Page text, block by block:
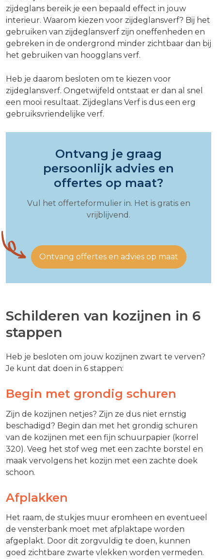
zijdeglans bereik je een bepaald effect in jouw
interieur. Waarom kiezen voor zijdeglansverf? Bij het
gebruiken van zijdeglansverf zijn oneffenheden en
gebreken in de ondergrond minder zichtbaar dan bij
het gebruiken van hoogglans verf.
Heb je daarom besloten om te kiezen voor
zijdeglansverf. Ongetwijfeld ontstaat er dan al snel
een mooi resultaat. Zijdeglans Verf is dus een erg
gebruiksvriendelijke verf.
Ontvang je graag
persoonlijk advies en
offertes op maat?
Vul het offerteformulier in. Het is gratis en
vrijblijvend.
Ontvang offertes en advies op maat
Schilderen van kozijnen in 6
stappen
Heb je besloten om jouw kozijnen zwart te verven?
Je kunt dat doen in 6 stappen:
Begin met grondig schuren
Zijn de kozijnen netjes? Zijn ze dus niet ernstig
beschadigd? Begin dan met het grondig schuren
van de kozijnen met een fijn schuurpapier (korrel
320). Veeg het stof weg met een zachte borstel en
maak vervolgens het kozijn met een zachte doek
schoon.
Afplakken
Het raam, de stukjes muur eromheen en eventueel
de vensterbank moet met afplaktape worden
afgeplakt. Door dit zorgvuldig te doen, kunnen
goed zichtbare zwarte vlekken worden vermeden.